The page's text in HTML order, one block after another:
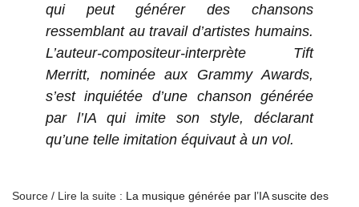
qui peut générer des chansons
ressemblant au travail d’artistes humains.
L’auteur-compositeur-interprète Tift
Merritt, nominée aux Grammy Awards,
s’est inquiétée d’une chanson générée
par l’IA qui imite son style, déclarant
qu’une telle imitation équivaut à un vol.
Source / Lire la suite : La musique générée par l’IA suscite des